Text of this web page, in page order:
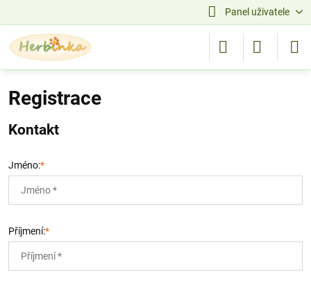
Panel uživatele
Registrace
Kontakt
Jméno:*
Příjmení:*